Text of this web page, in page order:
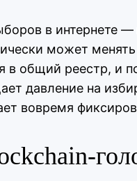
в интернете —
может
в общий реестр, и
давление на
вовремя